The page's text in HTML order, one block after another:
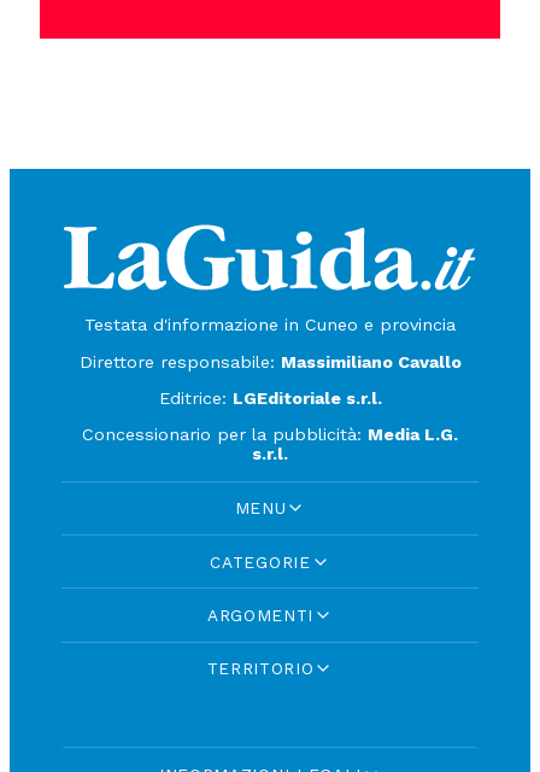
Testata d'informazione in Cuneo e provincia
Direttore responsabile: Massimiliano Cavallo
Editrice: LGEditoriale s.r.l.
Concessionario per la pubblicità: Media L.G.
s.r.l.
MENU
CATEGORIE
ARGOMENTI
TERRITORIO